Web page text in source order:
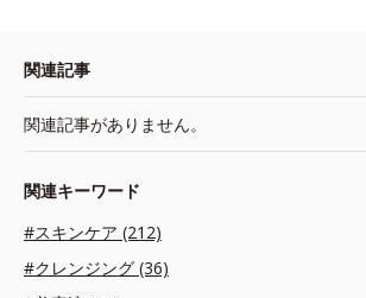
関連記事
関連記事がありません。
関連キーワード
#スキンケア (212)
#クレンジング (36)